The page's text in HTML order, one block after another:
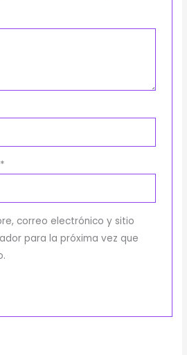
*
correo electrónico y sitio
para la próxima vez que